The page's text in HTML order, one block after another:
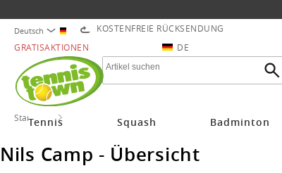
Deutsch KOSTENFREIE RÜCKSENDUNG
GRATISAKTIONEN
DE
Tennis Squash Badminton
Startseite
Nils Camp - Übersicht